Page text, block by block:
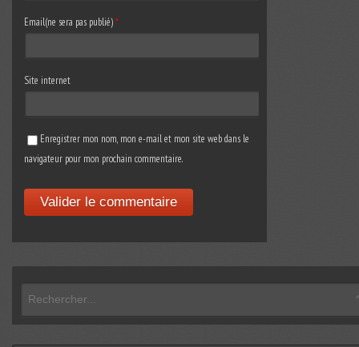
Email(ne sera pas publié)*
Site internet
Enregistrer mon nom, mon e-mail et mon site web dans le
navigateur pour mon prochain commentaire.